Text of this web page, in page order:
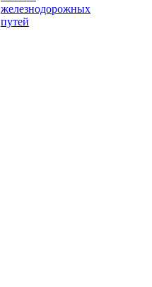
железнодорожных
путей